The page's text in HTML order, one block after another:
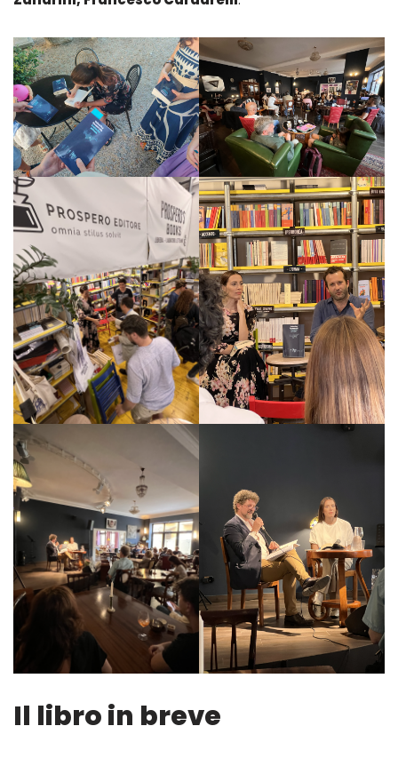
Il libro in breve